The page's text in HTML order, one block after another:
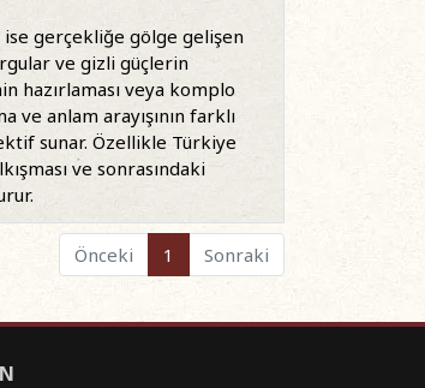
gerçekliğe gölge gelişen
ve gizli güçlerin
veya komplo
anlam arayışının farklı
sunar. Özellikle Türkiye
ve sonrasındaki
Önceki 1 Sonraki